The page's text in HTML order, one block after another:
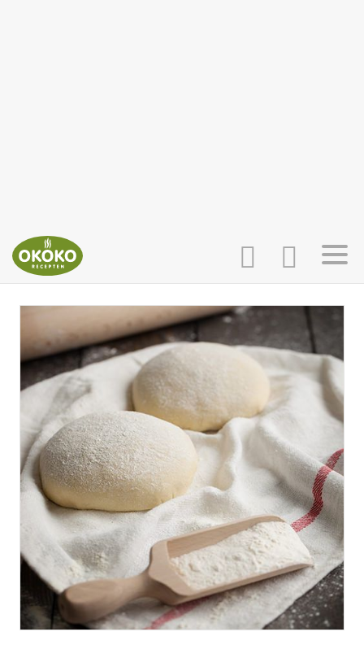
INLOGGEN
AANMELDEN
HOME
RECEPTEN
WEEKMENU'S
KOOKBOEKEN